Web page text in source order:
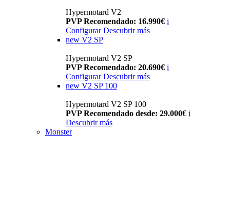
Hypermotard V2
PVP Recomendado: 16.990€ i
Configurar Descubrir más
new V2 SP
Hypermotard V2 SP
PVP Recomendado: 20.690€ i
Configurar Descubrir más
new V2 SP 100
Hypermotard V2 SP 100
PVP Recomendado desde: 29.000€ i
Descubrir más
Monster